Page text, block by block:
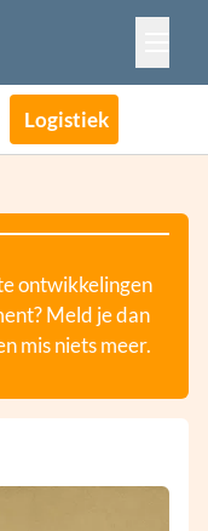
Logistiek
ontwikkelingen
Meld je dan
mis niets meer.